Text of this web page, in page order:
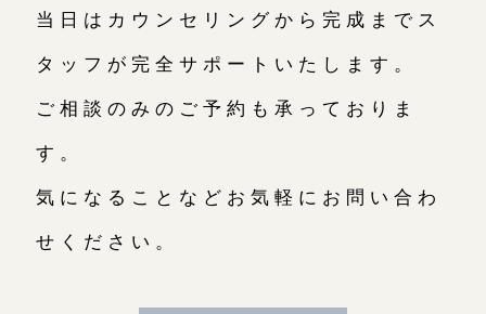
当日はカウンセリングから完成までス
タッフが完全サポートいたします。
ご相談のみのご予約も承っておりま
す。
気になることなどお気軽にお問い合わ
せください。